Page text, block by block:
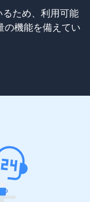
ため、利用可能
の機能を備えてい